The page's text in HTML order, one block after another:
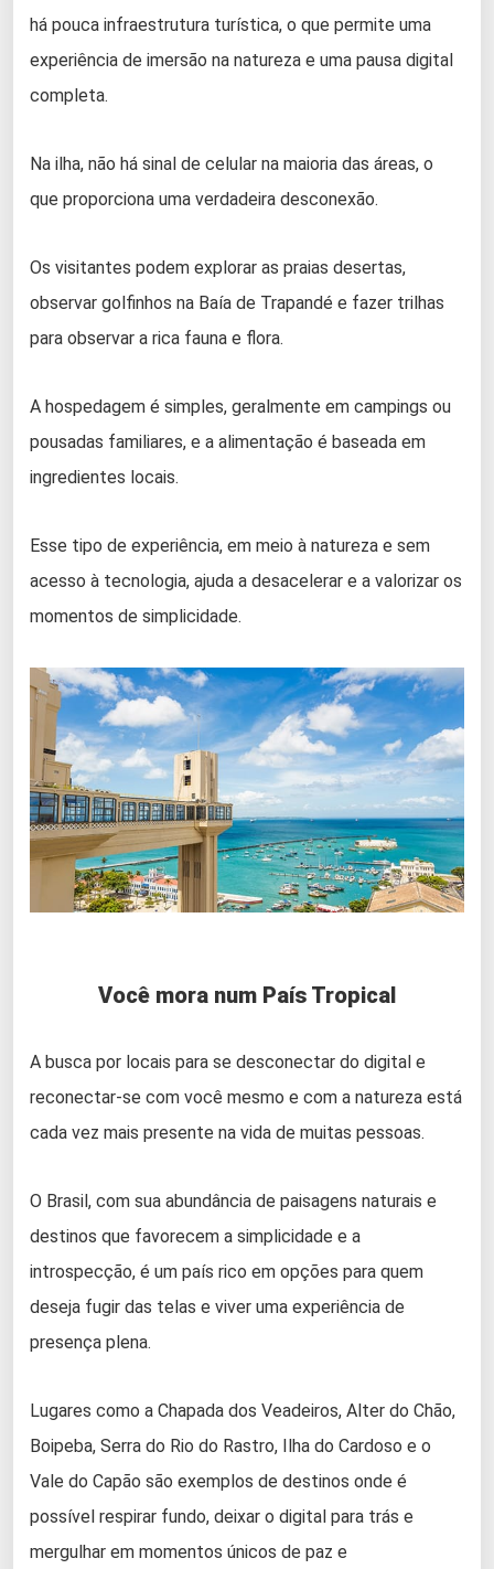
há pouca infraestrutura turística, o que permite uma
experiência de imersão na natureza e uma pausa digital
completa.
Na ilha, não há sinal de celular na maioria das áreas, o
que proporciona uma verdadeira desconexão.
Os visitantes podem explorar as praias desertas,
observar golfinhos na Baía de Trapandé e fazer trilhas
para observar a rica fauna e flora.
A hospedagem é simples, geralmente em campings ou
pousadas familiares, e a alimentação é baseada em
ingredientes locais.
Esse tipo de experiência, em meio à natureza e sem
acesso à tecnologia, ajuda a desacelerar e a valorizar os
momentos de simplicidade.
Você mora num País Tropical
A busca por locais para se desconectar do digital e
reconectar-se com você mesmo e com a natureza está
cada vez mais presente na vida de muitas pessoas.
O Brasil, com sua abundância de paisagens naturais e
destinos que favorecem a simplicidade e a
introspecção, é um país rico em opções para quem
deseja fugir das telas e viver uma experiência de
presença plena.
Lugares como a Chapada dos Veadeiros, Alter do Chão,
Boipeba, Serra do Rio do Rastro, Ilha do Cardoso e o
Vale do Capão são exemplos de destinos onde é
possível respirar fundo, deixar o digital para trás e
mergulhar em momentos únicos de paz e